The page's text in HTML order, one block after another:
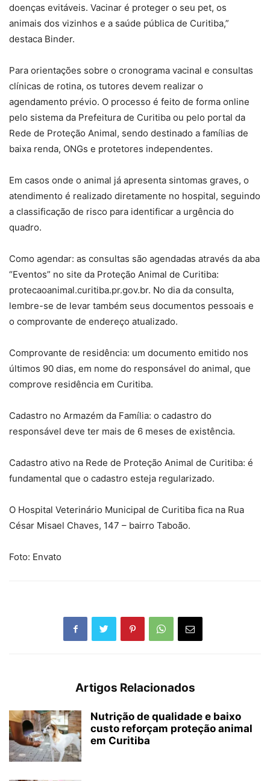
doenças evitáveis. Vacinar é proteger o seu pet, os
animais dos vizinhos e a saúde pública de Curitiba,”
destaca Binder.
Para orientações sobre o cronograma vacinal e consultas
clínicas de rotina, os tutores devem realizar o
agendamento prévio. O processo é feito de forma online
pelo sistema da Prefeitura de Curitiba ou pelo portal da
Rede de Proteção Animal, sendo destinado a famílias de
baixa renda, ONGs e protetores independentes.
Em casos onde o animal já apresenta sintomas graves, o
atendimento é realizado diretamente no hospital, seguindo
a classificação de risco para identificar a urgência do
quadro.
Como agendar: as consultas são agendadas através da aba
“Eventos” no site da Proteção Animal de Curitiba:
protecaoanimal.curitiba.pr.gov.br. No dia da consulta,
lembre-se de levar também seus documentos pessoais e
o comprovante de endereço atualizado.
Comprovante de residência: um documento emitido nos
últimos 90 dias, em nome do responsável do animal, que
comprove residência em Curitiba.
Cadastro no Armazém da Família: o cadastro do
responsável deve ter mais de 6 meses de existência.
Cadastro ativo na Rede de Proteção Animal de Curitiba: é
fundamental que o cadastro esteja regularizado.
O Hospital Veterinário Municipal de Curitiba fica na Rua
César Misael Chaves, 147 – bairro Taboão.
Foto: Envato
Artigos Relacionados
Nutrição de qualidade e baixo
custo reforçam proteção animal
em Curitiba